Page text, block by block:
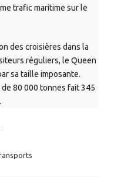
trafic maritime sur le
des croisières dans la
réguliers, le Queen
sa taille imposante.
80 000 tonnes fait 345